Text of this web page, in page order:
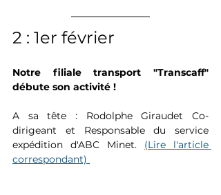
2 : 1er février
Notre filiale transport "Transcaff"
débute son activité !
A sa tête : Rodolphe Giraudet Co-
dirigeant et Responsable du service
expédition d'ABC Minet. (Lire l'article
correspondant)